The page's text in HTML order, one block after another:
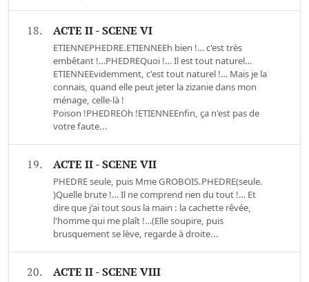
18. ACTE II - SCENE VI
ETIENNEPHEDRE.ETIENNEEh bien !… c'est très
embêtant !…PHEDREQuoi !… Il est tout naturel…
ETIENNEEvidemment, c'est tout naturel !… Mais je la
connais, quand elle peut jeter la zizanie dans mon
ménage, celle-là !
Poison !PHEDREOh !ETIENNEEnfin, ça n'est pas de
votre faute...
19. ACTE II - SCENE VII
PHEDRE seule, puis Mme GROBOIS.PHEDRE(seule.
)Quelle brute !… Il ne comprend rien du tout !… Et
dire que j'ai tout sous la main : la cachette rêvée,
l'homme qui me plaît !…(Elle soupire, puis
brusquement se lève, regarde à droite...
20. ACTE II - SCENE VIII